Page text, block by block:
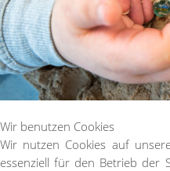
Wir benutzen Cookies
Wir nutzen Cookies auf
essenziell für den Betrieb der